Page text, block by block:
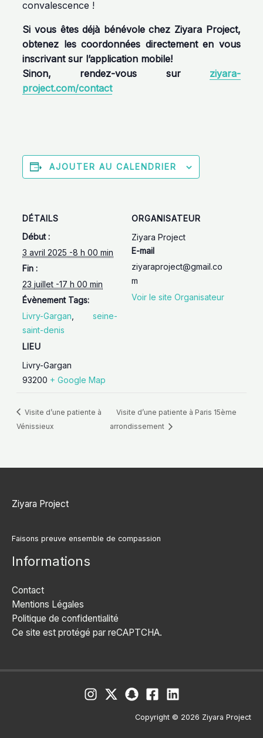
convalescence !
Si vous êtes déjà bénévole chez Ziyara Project,
obtenez les coordonnées directement en vous
inscrivant sur l’application mobile!
Sinon, rendez-vous sur ziyara-
project.com/contact
AJOUTER AU CALENDRIER
DÉTAILS
Début :
3 avril 2025 -8 h 00 min
Fin :
23 juillet -17 h 00 min
Évènement Tags:
Livry-Gargan
seine-
saint-denis
LIEU
Livry-Gargan
93200 + Google Map
ORGANISATEUR
Ziyara Project
E-mail
ziyaraproject@gmail.co
m
Voir le site Organisateur
Visite d’une patiente à
Vénissieux
Visite d’une patiente à Paris 15ème
arrondissement
Ziyara Project
Faisons preuve ensemble de compassion
Informations
Contact
Mentions Légales
Politique de confidentialité
Ce site est protégé par reCAPTCHA.
Copyright © 2026 Ziyara Project